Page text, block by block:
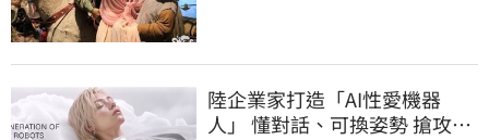
陸企業家打造「AI性愛機器
人」 懂對話、可換姿勢 搶攻